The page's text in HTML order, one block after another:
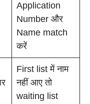
Application
Number और
Name match
करें
First list में नाम
नहीं आए तो
waiting list